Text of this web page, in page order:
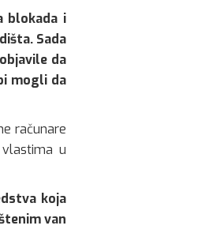
blokada i
Sada
da
mogli da
računare
u
koja
van